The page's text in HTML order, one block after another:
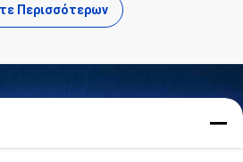
Περισσότερων
Υψηλής